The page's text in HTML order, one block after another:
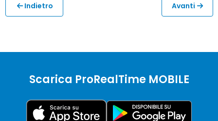
Indietro Avanti
Scarica ProRealTime MOBILE